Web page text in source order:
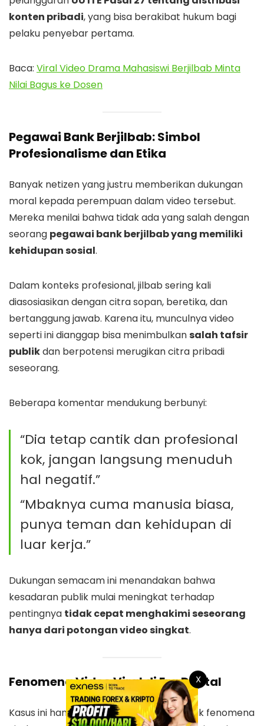
konten pribadi, yang bisa berakibat hukum bagi
pelaku penyebar pertama.
Baca: Viral Video Drama Mahasiswi Berjilbab Minta
Nilai Bagus ke Dosen
Pegawai Bank Berjilbab: Simbol
Profesionalisme dan Etika
Banyak netizen yang justru memberikan dukungan
moral kepada perempuan dalam video tersebut.
Mereka menilai bahwa tidak ada yang salah dengan
seorang pegawai bank berjilbab yang memiliki
kehidupan sosial.
Dalam konteks profesional, jilbab sering kali
diasosiasikan dengan citra sopan, beretika, dan
bertanggung jawab. Karena itu, munculnya video
seperti ini dianggap bisa menimbulkansalah tafsir
publikdan berpotensi merugikan citra pribadi
seseorang.
Beberapa komentar mendukung berbunyi:
“Dia tetap cantik dan profesional
kok, jangan langsung menuduh
hal negatif.”
“Mbaknya cuma manusia biasa,
punya teman dan kehidupan di
luar kerja.”
Dukungan semacam ini menandakan bahwa
kesadaran publik mulai meningkat terhadap
pentingnya tidak cepat menghakimi seseorang
hanya dari potongan video singkat.
Fenomena Video Viral di Era Digital
Kasus ini hanyalah satu dari sekian banyak fenomena
X